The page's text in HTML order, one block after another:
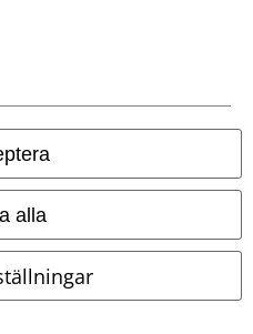
alla
Company